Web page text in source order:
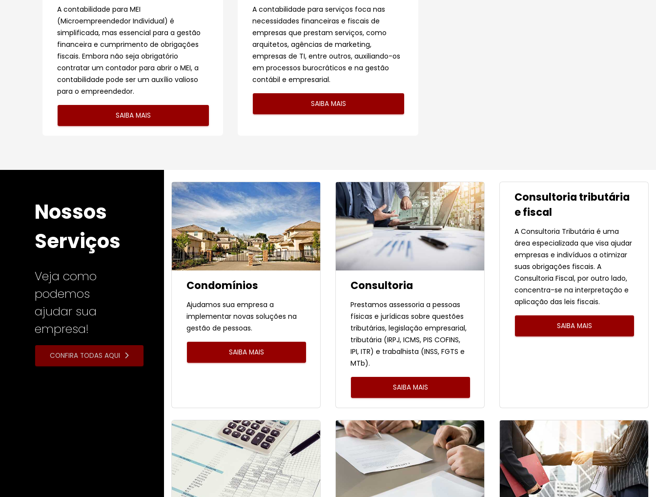
A contabilidade para MEI
(Microempreendedor Individual) é
simplificada, mas essencial para a gestão
financeira e cumprimento de obrigações
fiscais. Embora não seja obrigatório
contratar um contador para abrir o MEI, a
contabilidade pode ser um auxílio valioso
para o empreendedor.
SAIBA MAIS
A contabilidade para serviços foca nas
necessidades financeiras e fiscais de
empresas que prestam serviços, como
arquitetos, agências de marketing,
empresas de TI, entre outros, auxiliando-os
em processos burocráticos e na gestão
contábil e empresarial.
SAIBA MAIS
Nossos
Serviços
Veja como
podemos
ajudar sua
empresa!
CONFIRA TODAS AQUI
Condomínios
Ajudamos sua empresa a
implementar novas soluções na
gestão de pessoas.
SAIBA MAIS
Consultoria
Prestamos assessoria a pessoas
físicas e jurídicas sobre questões
tributárias, legislação empresarial,
tributária (IRPJ, ICMS, PIS COFINS,
IPI, ITR) e trabalhista (INSS, FGTS e
MTb).
SAIBA MAIS
Consultoria tributária
e fiscal
A Consultoria Tributária é uma
área especializada que visa ajudar
empresas e indivíduos a otimizar
suas obrigações fiscais. A
Consultoria Fiscal, por outro lado,
concentra-se na interpretação e
aplicação das leis fiscais.
SAIBA MAIS